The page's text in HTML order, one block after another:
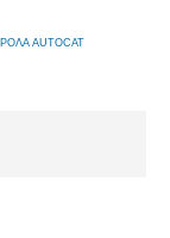
ΡΟΛΆ AUTOCAT